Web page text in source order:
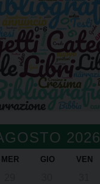
2026
MER GIO VEN